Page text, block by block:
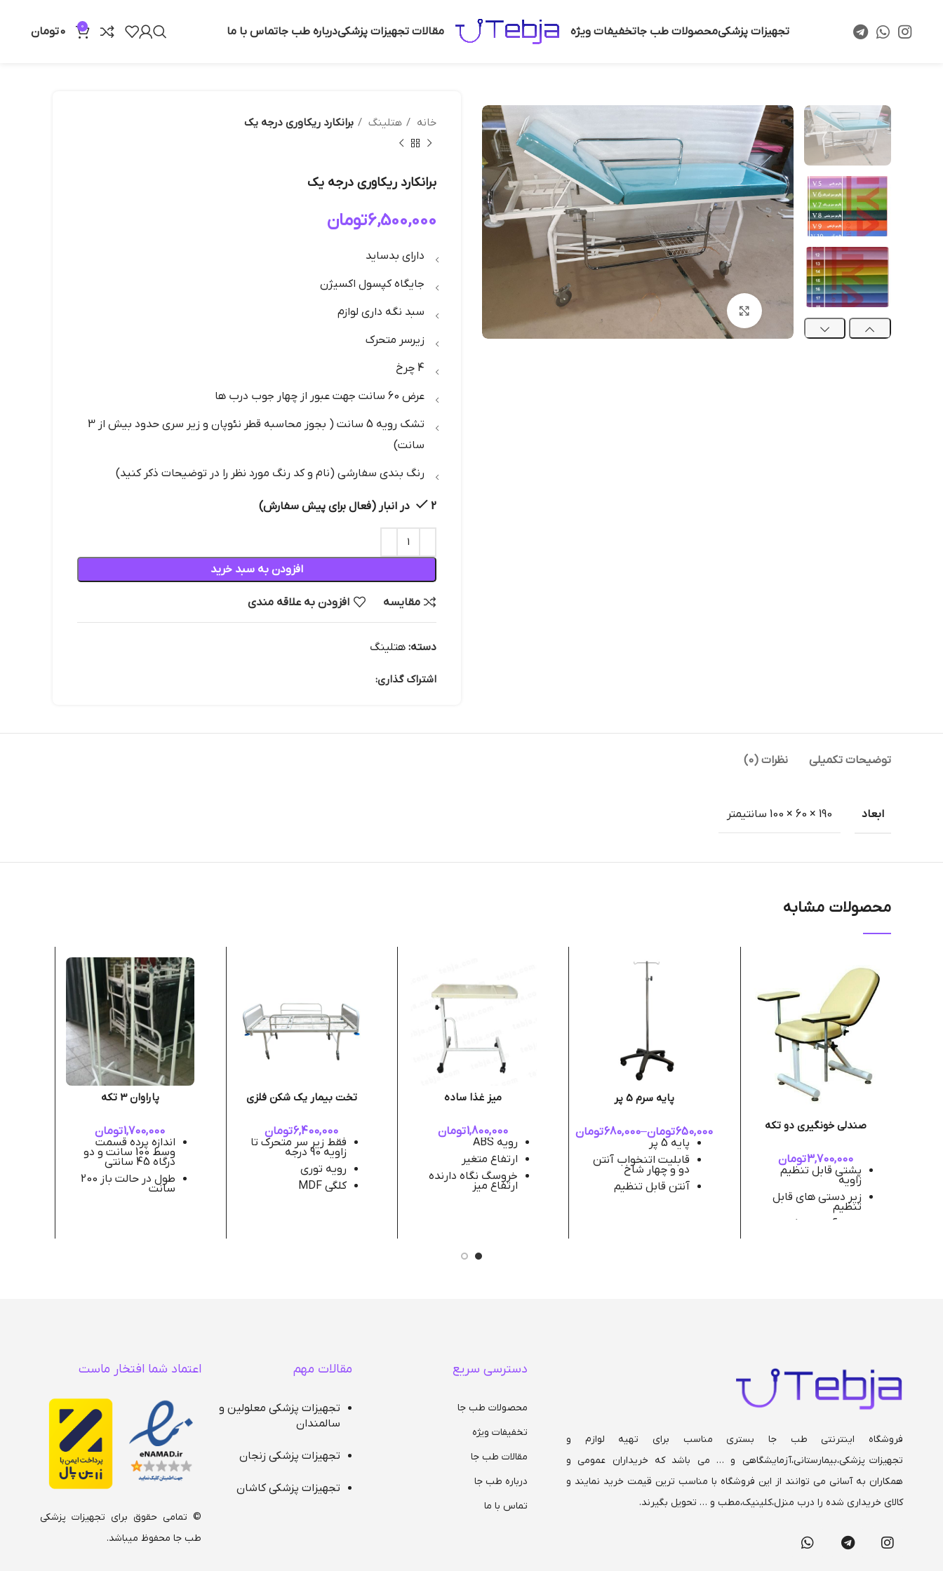
تجهیزات پزشکیمحصولات طب جاتخفیفات ویژه مقالات تجهیزات پزشکیدرباره طب جاتماس با ما 0
0تومان
بزرگنمایی تصویر
خانه هتلینگ برانکارد ریکاوری درجه یک
برانکارد ریکاوری درجه یک
6,500,000تومان
دارای بدساید
جایگاه کپسول اکسیژن
سبد نگه داری لوازم
زیرسر متحرک
4 چرخ
عرض 60 سانت جهت عبور از چهار جوب درب ها
تشک رویه 5 سانت ( بجوز محاسبه قطر نئوپان و زیر سری حدود بیش از 3
سانت)
رنگ بندی سفارشی (نام و کد رنگ مورد نظر را در توضیحات ذکر کنید)
2 در انبار (فعال برای پیش سفارش)
افزودن به سبد خرید
مقایسه افزودن به علاقه مندی
دسته: هتلینگ
اشتراک گذاری:
توضیحات تکمیلی نظرات (0)
ابعاد 190 × 60 × 100 سانتیمتر
محصولات مشابه
صندلی خونگیری دو تکه
3,700,000تومان
پشتی قابل تنظیم
زاویه
زیر دستی های قابل
تنظیم
حمل آسان در کارتن
پایه سرم 5 پر
650,000تومان–
680,000تومان
پایه 5 پر
قابلیت اتنخواب آنتن
دو و چهار شاخ
آنتن قابل تنظیم
ارتفاع
میز غذا ساده
1,800,000تومان
رویه ABS
ارتفاع متغیر
خروسگ نگاه دارنده
ارتفاع میز
تخت بیمار یک شکن فلزی
6,400,000تومان
فقط زیر سر متحرک تا
زاویه 90 درجه
رویه توری
کلگی MDF
پاراوان 3 تکه
1,700,000تومان
اندازه پرده قسمت
وسط 100 سانت و دو
درگاه 45 سانتی
طول در حالت باز 200
سانت
فروشگاه اینترنتی طب جا بستری مناسب برای تهیه لوازم و
تجهیزات پزشکی،بیمارستانی،آزمایشگاهی و … می باشد که خریداران عمومی و
همکاران به آسانی می توانند از این فروشگاه با مناسب ترین قیمت خرید نمایند و
کالای خریداری شده را درب منزل،کلینیک،مطب و … تحویل بگیرند.
دسترسی سریع
محصولات طب جا
تخفیفات ویژه
مقالات طب جا
درباره طب جا
تماس با ما
مقالات مهم
تجهیزات پزشکی معلولین و
سالمندان
تجهیزات پزشکی زنجان
تجهیزات پزشکی کاشان
اعتماد شما افتخار ماست
© تمامی حقوق برای تجهیزات پزشکی
طب جا محفوظ میباشد.